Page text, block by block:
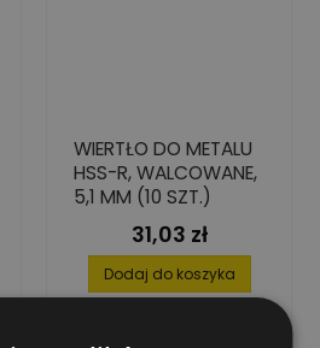
WIERTŁO DO METALU
HSS-R, WALCOWANE,
5,1 MM (10 SZT.)
Cena
31,03 zł
Dodaj do koszyka